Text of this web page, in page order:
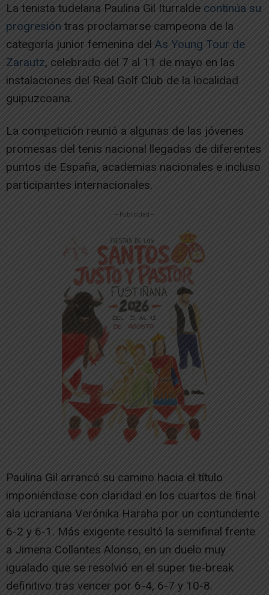
La tenista tudelana Paulina Gil Iturralde continúa su
progresión tras proclamarse campeona de la
categoría junior femenina del As Young Tour de
Zarautz, celebrado del 7 al 11 de mayo en las
instalaciones del Real Golf Club de la localidad
guipuzcoana.
La competición reunió a algunas de las jóvenes
promesas del tenis nacional llegadas de diferentes
puntos de España, academias nacionales e incluso
participantes internacionales.
-- Publicidad --
Paulina Gil arrancó su camino hacia el título
imponiéndose con claridad en los cuartos de final
ala ucraniana Verónika Haraha por un contundente
6-2 y 6-1. Más exigente resultó la semifinal frente
a Jimena Collantes Alonso, en un duelo muy
igualado que se resolvió en el super tie-break
definitivo tras vencer por 6-4, 6-7 y 10-8.